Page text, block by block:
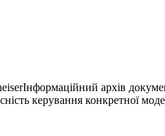
архів
керування конкретної